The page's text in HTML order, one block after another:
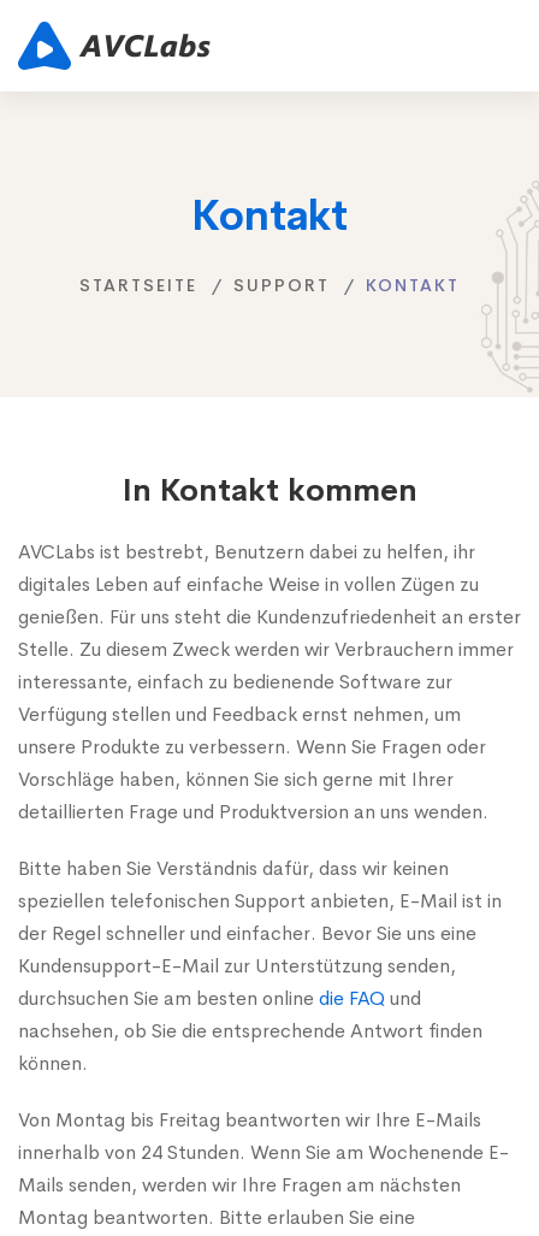
Kontakt
STARTSEITE SUPPORT KONTAKT
In Kontakt kommen
AVCLabs ist bestrebt, Benutzern dabei zu helfen, ihr
digitales Leben auf einfache Weise in vollen Zügen zu
genießen. Für uns steht die Kundenzufriedenheit an erster
Stelle. Zu diesem Zweck werden wir Verbrauchern immer
interessante, einfach zu bedienende Software zur
Verfügung stellen und Feedback ernst nehmen, um
unsere Produkte zu verbessern. Wenn Sie Fragen oder
Vorschläge haben, können Sie sich gerne mit Ihrer
detaillierten Frage und Produktversion an uns wenden.
Bitte haben Sie Verständnis dafür, dass wir keinen
speziellen telefonischen Support anbieten, E-Mail ist in
der Regel schneller und einfacher. Bevor Sie uns eine
Kundensupport-E-Mail zur Unterstützung senden,
durchsuchen Sie am besten onlinedie FAQ und
nachsehen, ob Sie die entsprechende Antwort finden
können.
Von Montag bis Freitag beantworten wir Ihre E-Mails
innerhalb von 24 Stunden. Wenn Sie am Wochenende E-
Mails senden, werden wir Ihre Fragen am nächsten
Montag beantworten. Bitte erlauben Sie eine